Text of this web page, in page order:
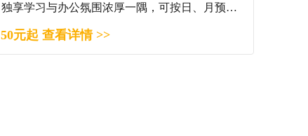
独享学习与办公氛围浓厚一隅，可按日、月预
50元起 查看详情 >>